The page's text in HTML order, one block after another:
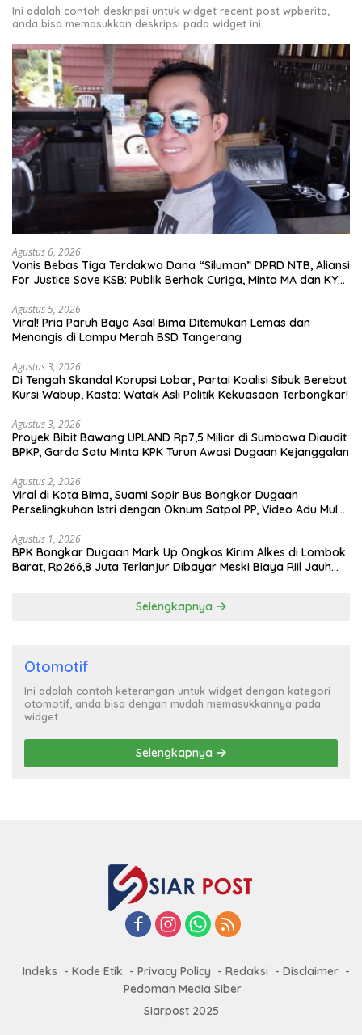
Ini adalah contoh deskripsi untuk widget recent post wpberita,
anda bisa memasukkan deskripsi pada widget ini.
Agustus 6, 2026
Vonis Bebas Tiga Terdakwa Dana “Siluman” DPRD NTB, Aliansi
For Justice Save KSB: Publik Berhak Curiga, Minta MA dan KY
Agustus 5, 2026
Viral! Pria Paruh Baya Asal Bima Ditemukan Lemas dan
Menangis di Lampu Merah BSD Tangerang
Agustus 3, 2026
Di Tengah Skandal Korupsi Lobar, Partai Koalisi Sibuk Berebut
Kursi Wabup, Kasta: Watak Asli Politik Kekuasaan Terbongkar!
Agustus 3, 2026
Proyek Bibit Bawang UPLAND Rp7,5 Miliar di Sumbawa Diaudit
BPKP, Garda Satu Minta KPK Turun Awasi Dugaan Kejanggalan
Agustus 2, 2026
Viral di Kota Bima, Suami Sopir Bus Bongkar Dugaan
Perselingkuhan Istri dengan Oknum Satpol PP, Video Adu Mulut
Agustus 1, 2026
BPK Bongkar Dugaan Mark Up Ongkos Kirim Alkes di Lombok
Barat, Rp266,8 Juta Terlanjur Dibayar Meski Biaya Riil Jauh
Selengkapnya
Otomotif
Ini adalah contoh keterangan untuk widget dengan kategori
otomotif, anda bisa dengan mudah memasukkannya pada
widget.
Selengkapnya
Indeks Kode Etik Privacy Policy Redaksi
Disclaimer
Pedoman Media Siber
Siarpost 2025